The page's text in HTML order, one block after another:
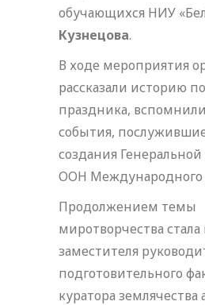
обучающихся НИУ
Кузнецова.
В ходе мероприятия
рассказали историю
праздника,
события,
создания
ООН Международного
Продолжением темы
миротворчества
заместителя
подготовительного
куратора землячества